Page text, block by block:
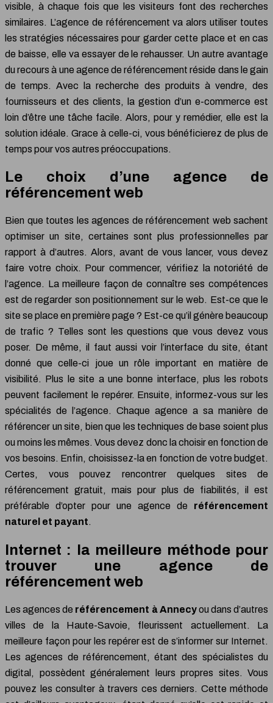
visible, à chaque fois que les visiteurs font des recherches
similaires. L’agence de référencement va alors utiliser toutes
les stratégies nécessaires pour garder cette place et en cas
de baisse, elle va essayer de le rehausser. Un autre avantage
du recours à une agence de référencement réside dans le gain
de temps. Avec la recherche des produits à vendre, des
fournisseurs et des clients, la gestion d’un e-commerce est
loin d’être une tâche facile. Alors, pour y remédier, elle est la
solution idéale. Grace à celle-ci, vous bénéficierez de plus de
temps pour vos autres préoccupations.
Le choix d’une agence de
référencement web
Bien que toutes les agences de référencement web sachent
optimiser un site, certaines sont plus professionnelles par
rapport à d’autres. Alors, avant de vous lancer, vous devez
faire votre choix. Pour commencer, vérifiez la notoriété de
l’agence. La meilleure façon de connaître ses compétences
est de regarder son positionnement sur le web. Est-ce que le
site se place en première page ? Est-ce qu’il génère beaucoup
de trafic ? Telles sont les questions que vous devez vous
poser. De même, il faut aussi voir l’interface du site, étant
donné que celle-ci joue un rôle important en matière de
visibilité. Plus le site a une bonne interface, plus les robots
peuvent facilement le repérer. Ensuite, informez-vous sur les
spécialités de l’agence. Chaque agence a sa manière de
référencer un site, bien que les techniques de base soient plus
ou moins les mêmes. Vous devez donc la choisir en fonction de
vos besoins. Enfin, choisissez-la en fonction de votre budget.
Certes, vous pouvez rencontrer quelques sites de
référencement gratuit, mais pour plus de fiabilités, il est
préférable d’opter pour une agence de référencement
naturel et payant.
Internet : la meilleure méthode pour
trouver une agence de
référencement web
Les agences de référencement à Annecyou dans d’autres
villes de la Haute-Savoie, fleurissent actuellement. La
meilleure façon pour les repérer est de s’informer sur Internet.
Les agences de référencement, étant des spécialistes du
digital, possèdent généralement leurs propres sites. Vous
pouvez les consulter à travers ces derniers. Cette méthode